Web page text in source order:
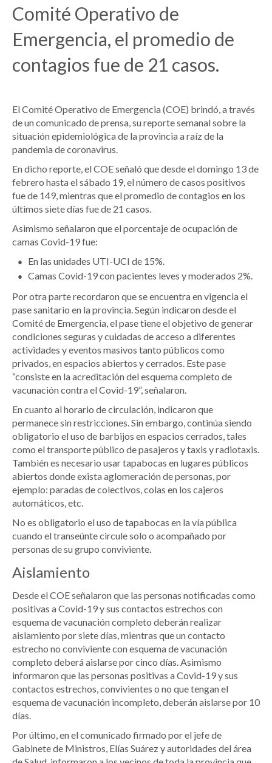
Comité Operativo de
Emergencia, el promedio de
contagios fue de 21 casos.
El Comité Operativo de Emergencia (COE) brindó, a través
de un comunicado de prensa, su reporte semanal sobre la
situación epidemiológica de la provincia a raíz de la
pandemia de coronavirus.
En dicho reporte, el COE señaló que desde el domingo 13 de
febrero hasta el sábado 19, el número de casos positivos
fue de 149, mientras que el promedio de contagios en los
últimos siete días fue de 21 casos.
Asimismo señalaron que el porcentaje de ocupación de
camas Covid-19 fue:
En las unidades UTI-UCI de 15%.
Camas Covid-19 con pacientes leves y moderados 2%.
Por otra parte recordaron que se encuentra en vigencia el
pase sanitario en la provincia. Según indicaron desde el
Comité de Emergencia, el pase tiene el objetivo de generar
condiciones seguras y cuidadas de acceso a diferentes
actividades y eventos masivos tanto públicos como
privados, en espacios abiertos y cerrados. Este pase
“consiste en la acreditación del esquema completo de
vacunación contra el Covid-19”, señalaron.
En cuanto al horario de circulación, indicaron que
permanece sin restricciones. Sin embargo, continúa siendo
obligatorio el uso de barbijos en espacios cerrados, tales
como el transporte público de pasajeros y taxis y radiotaxis.
También es necesario usar tapabocas en lugares públicos
abiertos donde exista aglomeración de personas, por
ejemplo: paradas de colectivos, colas en los cajeros
automáticos, etc.
No es obligatorio el uso de tapabocas en la vía pública
cuando el transeúnte circule solo o acompañado por
personas de su grupo conviviente.
Aislamiento
Desde el COE señalaron que las personas notificadas como
positivas a Covid-19 y sus contactos estrechos con
esquema de vacunación completo deberán realizar
aislamiento por siete días, mientras que un contacto
estrecho no conviviente con esquema de vacunación
completo deberá aislarse por cinco días. Asimismo
informaron que las personas positivas a Covid-19 y sus
contactos estrechos, convivientes o no que tengan el
esquema de vacunación incompleto, deberán aislarse por 10
días.
Por último, en el comunicado firmado por el jefe de
Gabinete de Ministros, Elías Suárez y autoridades del área